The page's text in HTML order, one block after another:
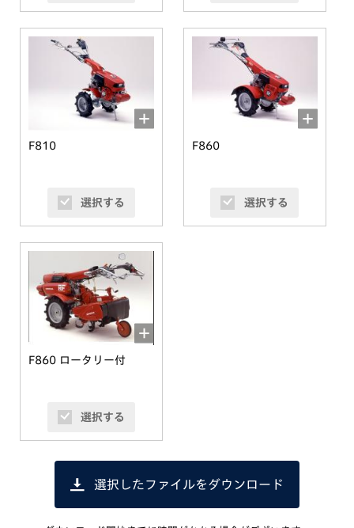
F810
選択する
F860
選択する
F860 ロータリー付
選択する
選択したファイルをダウンロード